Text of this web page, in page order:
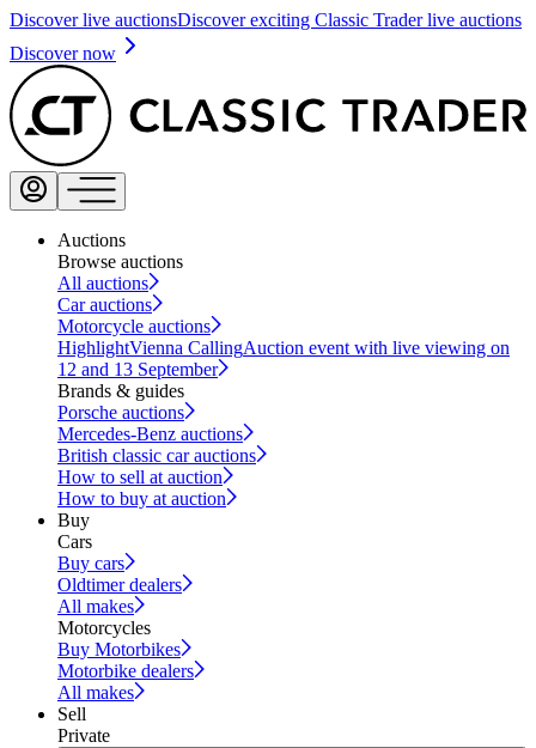
Discover live auctionsDiscover exciting Classic Trader live auctions
Discover now
Auctions
Browse auctions
All auctions
Car auctions
Motorcycle auctions
HighlightVienna CallingAuction event with live viewing on
12 and 13 September
Brands & guides
Porsche auctions
Mercedes-Benz auctions
British classic car auctions
How to sell at auction
How to buy at auction
Buy
Cars
Buy cars
Oldtimer dealers
All makes
Motorcycles
Buy Motorbikes
Motorbike dealers
All makes
Sell
Private